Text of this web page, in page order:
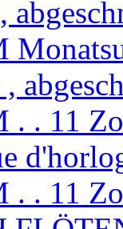
,
. . 11
. . 11